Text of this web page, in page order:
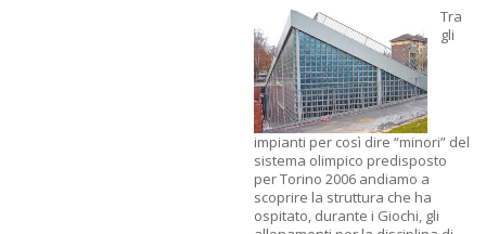
Tra
gli
impianti per così dire “minori” del
sistema olimpico predisposto
per Torino 2006 andiamo a
scoprire la struttura che ha
ospitato, durante i Giochi, gli